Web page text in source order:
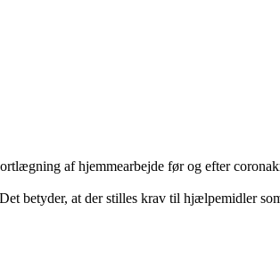
af hjemmearbejde før og efter
betyder, at der stilles krav til hjælpemidler